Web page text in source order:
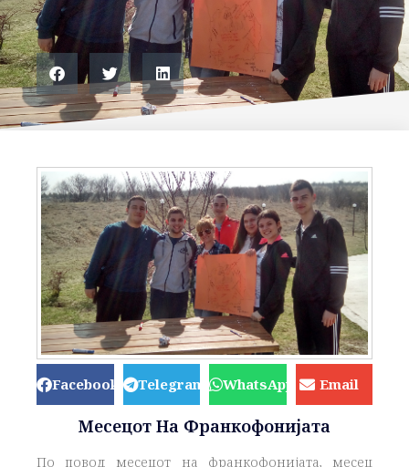
Facebook Telegram WhatsApp Email
Месецот На Франкофонијата
По повод месецот на франкофонијата, месец